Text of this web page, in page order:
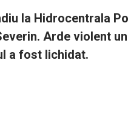
la Hidrocentrala
Arde violent
a fost lichidat.